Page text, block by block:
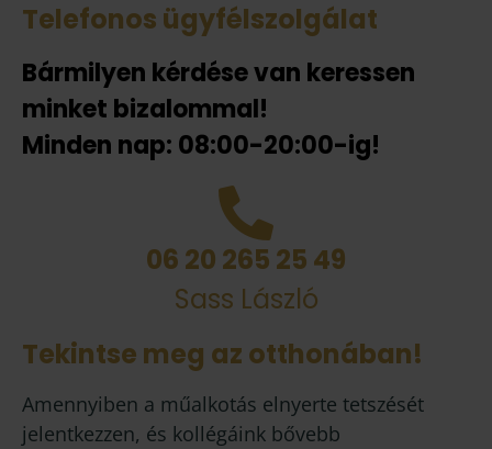
Telefonos ügyfélszolgálat
Bármilyen kérdése van keressen
minket bizalommal!
Minden nap: 08:00-20:00-ig!
06 20 265 25 49
Sass László
Tekintse meg az otthonában!
Amennyiben a műalkotás elnyerte tetszését
jelentkezzen, és kollégáink bővebb